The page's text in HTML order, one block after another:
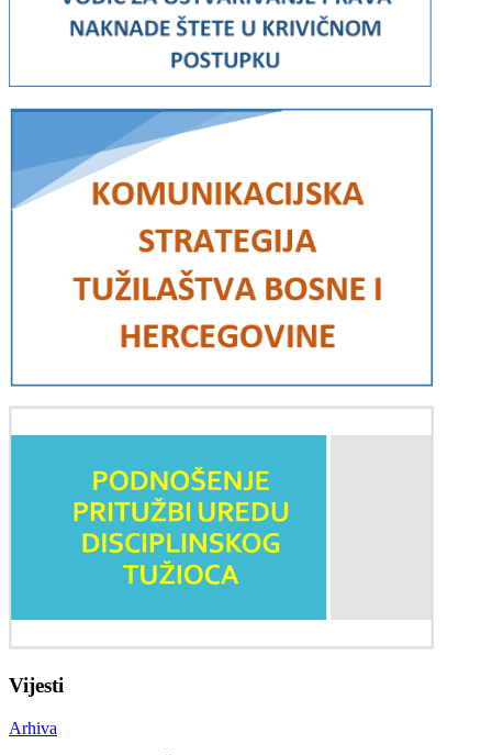
Vijesti
Arhiva